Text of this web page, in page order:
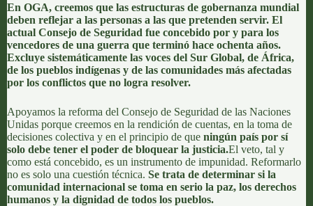
En OGA, creemos que las estructuras de gobernanza mundial
deben reflejar a las personas a las que pretenden servir. El
actual Consejo de Seguridad fue concebido por y para los
vencedores de una guerra que terminó hace ochenta años.
Excluye sistemáticamente las voces del Sur Global, de África,
de los pueblos indígenas y de las comunidades más afectadas
por los conflictos que no logra resolver.
Apoyamos la reforma del Consejo de Seguridad de las Naciones
Unidas porque creemos en la rendición de cuentas, en la toma de
decisiones colectiva y en el principio de que ningún país por sí
solo debe tener el poder de bloquear la justicia.El veto, tal y
como está concebido, es un instrumento de impunidad. Reformarlo
no es solo una cuestión técnica. Se trata de determinar si la
comunidad internacional se toma en serio la paz, los derechos
humanos y la dignidad de todos los pueblos.